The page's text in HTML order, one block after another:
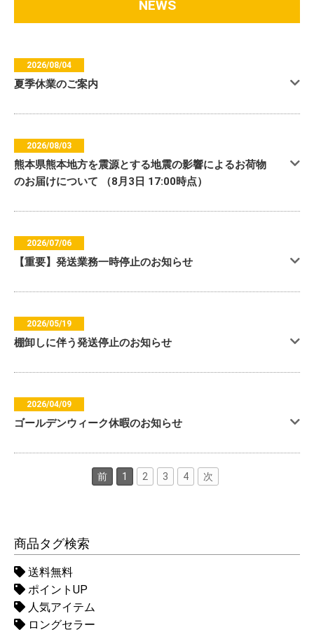
NEWS
2026/08/04
夏季休業のご案内
2026/08/03
熊本県熊本地方を震源とする地震の影響によるお荷物
のお届けについて （8月3日 17:00時点）
2026/07/06
【重要】発送業務一時停止のお知らせ
2026/05/19
棚卸しに伴う発送停止のお知らせ
2026/04/09
ゴールデンウィーク休暇のお知らせ
前 1 2 3 4 次
商品タグ検索
送料無料
ポイントUP
人気アイテム
ロングセラー